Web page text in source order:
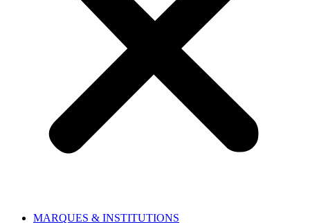
MARQUES & INSTITUTIONS